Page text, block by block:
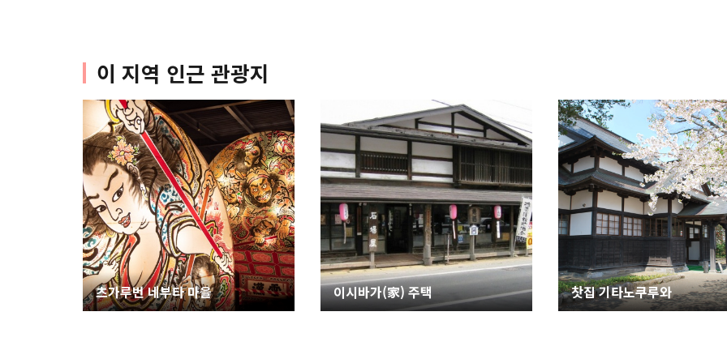
이 지역 인근 관광지
츠가루번 네부타 마을 이시바가(家) 주택 찻집 기타노쿠루와